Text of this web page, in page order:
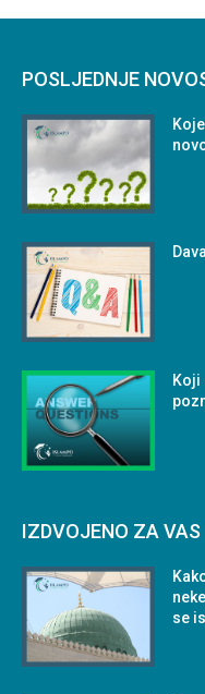
POSLJEDNJE
Koji
IZDVOJENO ZA VAS
se